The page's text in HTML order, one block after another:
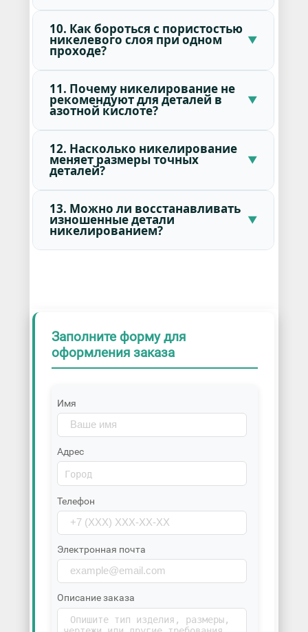
10. Как бороться с пористостью
никелевого слоя при одном
проходе?
11. Почему никелирование не
рекомендуют для деталей в
азотной кислоте?
12. Насколько никелирование
меняет размеры точных
деталей?
13. Можно ли восстанавливать
изношенные детали
никелированием?
Заполните форму для
оформления заказа
Имя
Адрес
Телефон
Электронная почта
Описание заказа